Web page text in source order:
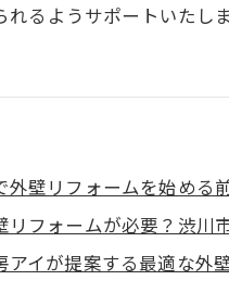
るようサポートいたしま
外壁リフォームを始める
リフォームが必要？渋川
アイが提案する最適な外